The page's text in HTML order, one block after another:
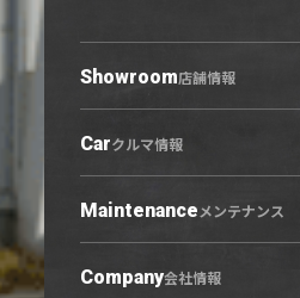
Showroom店舗情報
店舗情報トップ
小牧原店
春日井六軒屋店
U-Select羽黒
Carクルマ情報
クルマ情報トップ
展示車・試乗車
中古車
Maintenanceメンテナンス
Company会社情報